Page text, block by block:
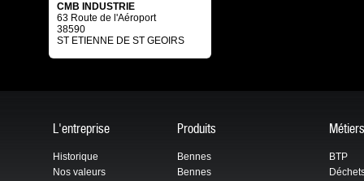
CMB INDUSTRIE
63 Route de l'Aéroport
38590
ST ETIENNE DE ST GEOIRS
L'entreprise
Historique
Nos valeurs
Produits
Bennes
Bennes
Métiers
BTP